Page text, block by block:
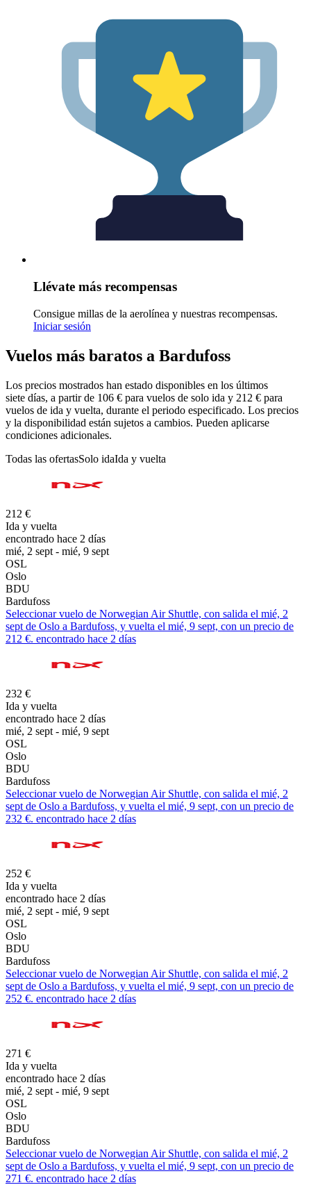
Llévate más recompensas
Consigue millas de la aerolínea y nuestras recompensas.
Iniciar sesión
Vuelos más baratos a Bardufoss
Los precios mostrados han estado disponibles en los últimos
siete días, a partir de 106 € para vuelos de solo ida y 212 € para
vuelos de ida y vuelta, durante el periodo especificado. Los precios
y la disponibilidad están sujetos a cambios. Pueden aplicarse
condiciones adicionales.
Todas las ofertasSolo idaIda y vuelta
212 €
Ida y vuelta
encontrado hace 2 días
mié, 2 sept - mié, 9 sept
OSL
Oslo
BDU
Bardufoss
Seleccionar vuelo de Norwegian Air Shuttle, con salida el mié, 2
sept de Oslo a Bardufoss, y vuelta el mié, 9 sept, con un precio de
212 €. encontrado hace 2 días
232 €
Ida y vuelta
encontrado hace 2 días
mié, 2 sept - mié, 9 sept
OSL
Oslo
BDU
Bardufoss
Seleccionar vuelo de Norwegian Air Shuttle, con salida el mié, 2
sept de Oslo a Bardufoss, y vuelta el mié, 9 sept, con un precio de
232 €. encontrado hace 2 días
252 €
Ida y vuelta
encontrado hace 2 días
mié, 2 sept - mié, 9 sept
OSL
Oslo
BDU
Bardufoss
Seleccionar vuelo de Norwegian Air Shuttle, con salida el mié, 2
sept de Oslo a Bardufoss, y vuelta el mié, 9 sept, con un precio de
252 €. encontrado hace 2 días
271 €
Ida y vuelta
encontrado hace 2 días
mié, 2 sept - mié, 9 sept
OSL
Oslo
BDU
Bardufoss
Seleccionar vuelo de Norwegian Air Shuttle, con salida el mié, 2
sept de Oslo a Bardufoss, y vuelta el mié, 9 sept, con un precio de
271 €. encontrado hace 2 días